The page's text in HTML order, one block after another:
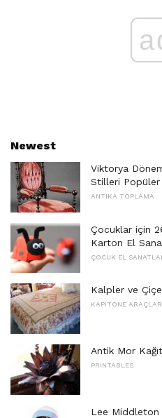
Newest
Viktorya
Stilleri Popüler
ANTIKA TOPLAMA
Çocuklar için
Karton El
ÇOCUK EL
Kalpler ve
KAPITONE
Antik Mor
PRINTABLES
Lee Middleton